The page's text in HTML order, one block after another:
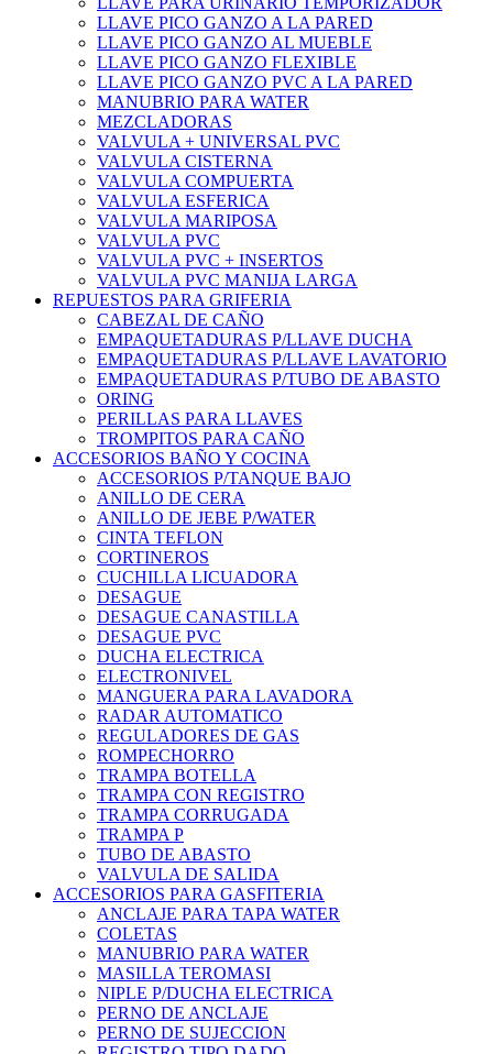
LLAVE PICO GANZO A LA PARED
LLAVE PICO GANZO AL MUEBLE
LLAVE PICO GANZO FLEXIBLE
LLAVE PICO GANZO PVC A LA PARED
MANUBRIO PARA WATER
MEZCLADORAS
VALVULA + UNIVERSAL PVC
VALVULA CISTERNA
VALVULA COMPUERTA
VALVULA ESFERICA
VALVULA MARIPOSA
VALVULA PVC
VALVULA PVC + INSERTOS
VALVULA PVC MANIJA LARGA
REPUESTOS PARA GRIFERIA
CABEZAL DE CAÑO
EMPAQUETADURAS P/LLAVE DUCHA
EMPAQUETADURAS P/LLAVE LAVATORIO
EMPAQUETADURAS P/TUBO DE ABASTO
ORING
PERILLAS PARA LLAVES
TROMPITOS PARA CAÑO
ACCESORIOS BAÑO Y COCINA
ACCESORIOS P/TANQUE BAJO
ANILLO DE CERA
ANILLO DE JEBE P/WATER
CINTA TEFLON
CORTINEROS
CUCHILLA LICUADORA
DESAGUE
DESAGUE CANASTILLA
DESAGUE PVC
DUCHA ELECTRICA
ELECTRONIVEL
MANGUERA PARA LAVADORA
RADAR AUTOMATICO
REGULADORES DE GAS
ROMPECHORRO
TRAMPA BOTELLA
TRAMPA CON REGISTRO
TRAMPA CORRUGADA
TRAMPA P
TUBO DE ABASTO
VALVULA DE SALIDA
ACCESORIOS PARA GASFITERIA
ANCLAJE PARA TAPA WATER
COLETAS
MANUBRIO PARA WATER
MASILLA TEROMASI
NIPLE P/DUCHA ELECTRICA
PERNO DE ANCLAJE
PERNO DE SUJECCION